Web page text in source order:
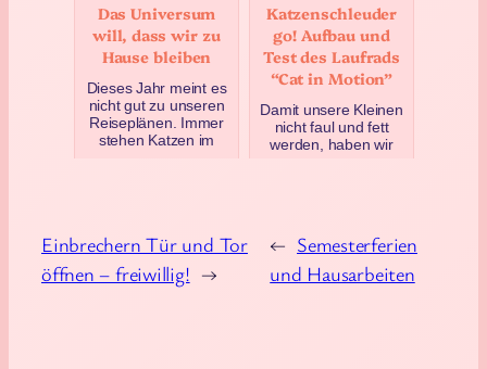
Das Universum
will, dass wir zu
Hause bleiben
Dieses Jahr meint es
nicht gut zu unseren
Reiseplänen. Immer
stehen Katzen im
Juni 30, 2025
Katzenschleuder
go! Aufbau und
Test des Laufrads
“Cat in Motion”
Damit unsere Kleinen
nicht faul und fett
werden, haben wir
Juni 6, 2025
Man muss sich ent…
April 28, 2025
← Semesterferien
und Hausarbeiten
Einbrechern Tür und Tor
öffnen – freiwillig! →